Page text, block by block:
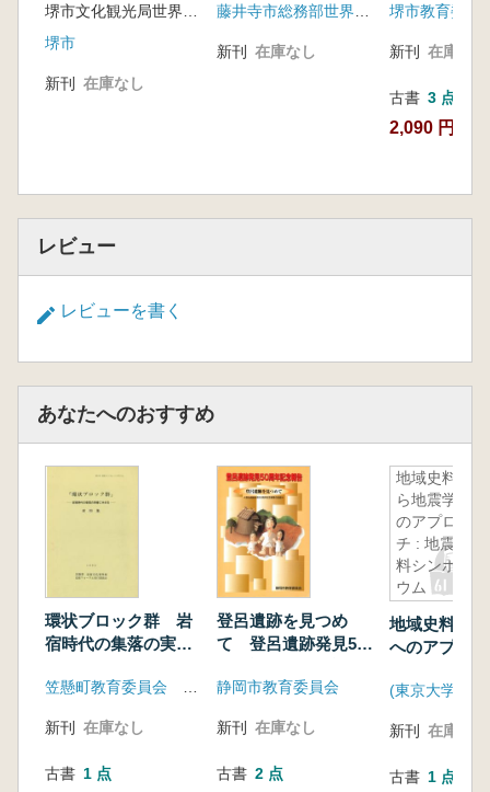
堺市文化観光局世界文化遺産推進室 編
堺市
新刊 在庫なし
藤井寺市総務部世界遺産登録推進室
新刊 在庫なし
堺市教育委員
新刊 在庫なし
古書 3 点
2,090 円~
レビュー
レビューを書く
あなたへのおすすめ
環状ブロック群 岩
宿時代の集落の実像
新刊 在庫なし
古書 1 点
登呂遺跡を見つめ
て 登呂遺跡発見50
静岡市教育委員会
新刊 在庫なし
古書 2 点
地域史料か
ら地震学へ
のアプロー
チ : 地震史
料シンポジ
ウム
地域史料か
へのアプロ
新刊 在庫なし
古書 1 点